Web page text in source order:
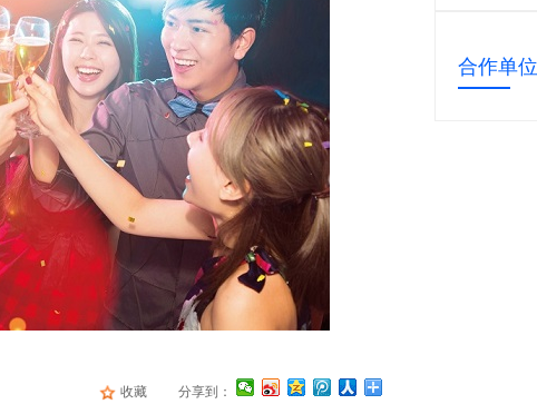
收藏 分享到：
精密数控机床加工项目
合作单位